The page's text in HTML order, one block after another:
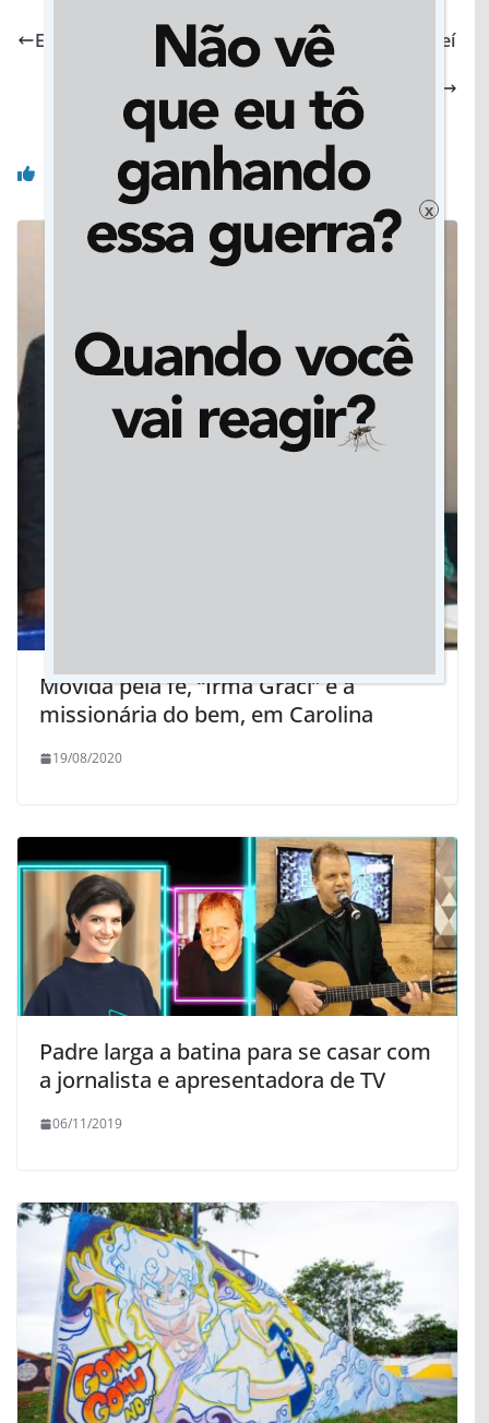
Eraldo destaca união de esforços em favor de Jateí
Prefeitura ficam sem notebook após suposto
arrombamento e furto, em Dourados
Você pode gostar também
Movida pela fé, “Irmã Graci” é a
missionária do bem, em Carolina
19/08/2020
Padre larga a batina para se casar com
a jornalista e apresentadora de TV
06/11/2019
x